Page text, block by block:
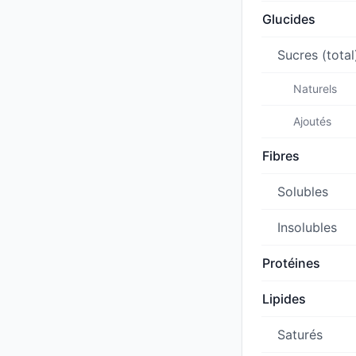
Glucides
Sucres
Naturels
Ajoutés
Fibres
Solubles
Insolubles
Protéines
Lipides
Saturés